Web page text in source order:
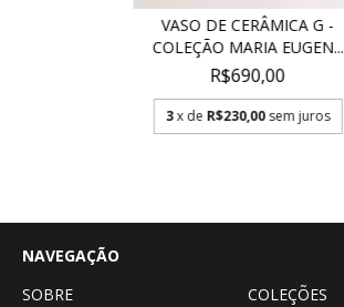
VASO DE CERÂMICA G -
COLEÇÃO MARIA EUGEN...
R$690,00
3x de R$230,00 sem juros
NAVEGAÇÃO
SOBRE
COLEÇÕES